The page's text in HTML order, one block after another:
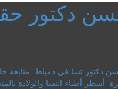
دكتور
دكتور تسا فى دمياط متابعة
أشطر أطباء النسا والولادة